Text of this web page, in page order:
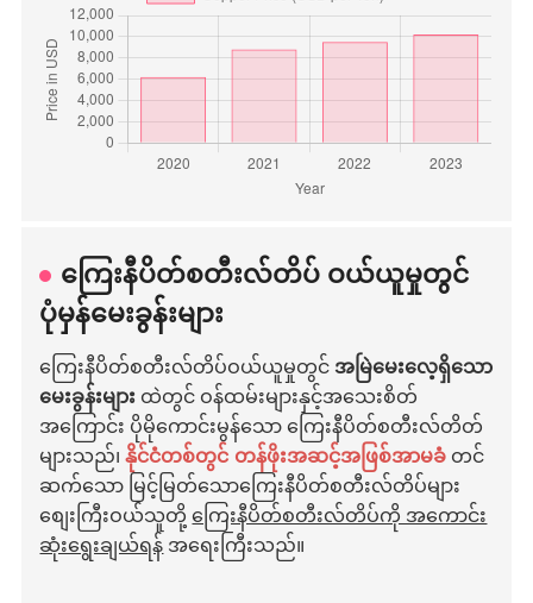
ကြေးနီပိတ်စတီးလ်တိပ် ဝယ်ယူမှုတွင်
ပုံမှန်မေးခွန်းများ
ကြေးနီပိတ်စတီးလ်တိပ်ဝယ်ယူမှုတွင် အမြဲမေးလေ့ရှိသော
မေးခွန်းများ ထဲတွင် ဝန်ထမ်းများနှင့်အသေးစိတ်
အကြောင်း ပိုမိုကောင်းမွန်သော ကြေးနီပိတ်စတီးလ်တိတ်
များသည်၊နိုင်ငံတစ်တွင် တန်ဖိုးအဆင့်အဖြစ်အာမခံ တင်
ဆက်သော မြင့်မြတ်သောကြေးနီပိတ်စတီးလ်တိပ်များ
စျေးကြီးဝယ်သူတို့ကြေးနီပိတ်စတီးလ်တိပ်ကို အကောင်း
ဆုံးရွေးချယ်ရန် အရေးကြီးသည်။